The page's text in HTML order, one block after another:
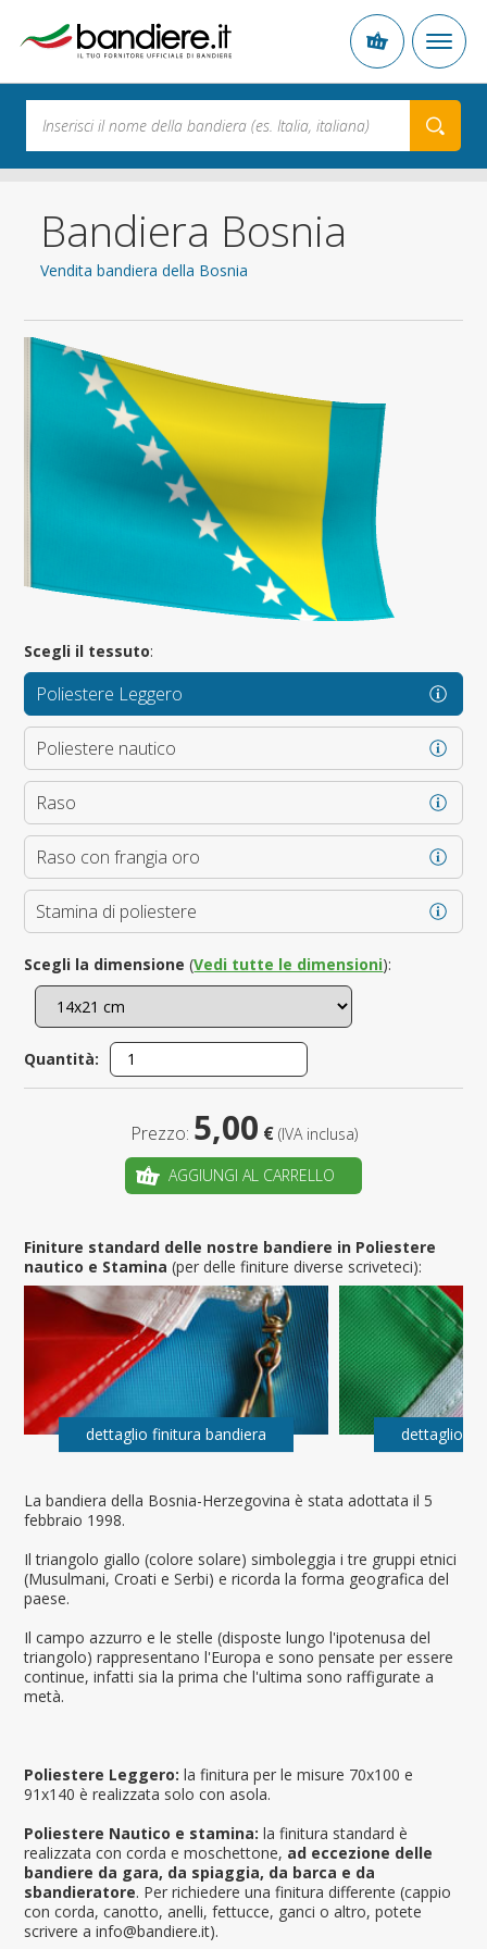
Bandiera Bosnia
Vendita bandiera della Bosnia
La bandiera della Bosnia-Herzegovina è stata adottata il 5
febbraio 1998.
Il triangolo giallo (colore solare) simboleggia i tre gruppi etnici
(Musulmani, Croati e Serbi) e ricorda la forma geografica del
paese.
Il campo azzurro e le stelle (disposte lungo l'ipotenusa del
triangolo) rappresentano l'Europa e sono pensate per essere
continue, infatti sia la prima che l'ultima sono raffigurate a
metà.
Poliestere Leggero: la finitura per le misure 70x100 e
91x140 è realizzata solo con asola.
Poliestere Nautico e stamina: la finitura standard è
realizzata con corda e moschettone, ad eccezione delle
bandiere da gara, da spiaggia, da barca e da
sbandieratore. Per richiedere una finitura differente (cappio
con corda, canotto, anelli, fettucce, ganci o altro, potete
scrivere a info@bandiere.it).
Scegli il tessuto:
Poliestere Leggero
Poliestere nautico
Raso
Raso con frangia oro
Stamina di poliestere
Scegli la dimensione (Vedi tutte le dimensioni):
Quantità:
Prezzo: 5,00 € (IVA inclusa)
AGGIUNGI AL CARRELLO
Finiture standard delle nostre bandiere in Poliestere
nautico e Stamina(per delle finiture diverse scriveteci):
dettaglio finitura bandiera dettaglio